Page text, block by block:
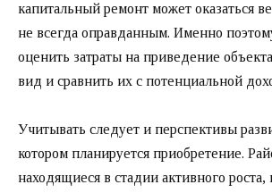
капитальный ремонт может оказаться
не всегда оправданным. Именно
оценить затраты на приведение
вид и сравнить их с потенциальной
Учитывать следует и перспективы
котором планируется приобретение.
находящиеся в стадии активного роста,